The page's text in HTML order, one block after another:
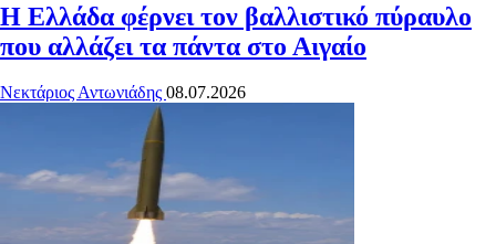
Η Ελλάδα φέρνει τον βαλλιστικό πύραυλο
που αλλάζει τα πάντα στο Αιγαίο
Νεκτάριος Αντωνιάδης 08.07.2026